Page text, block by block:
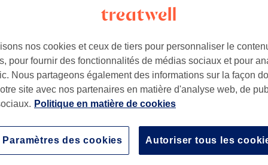
à partir de 30 €
nos cookies et ceux de tiers pour personnaliser le
pour fournir des fonctionnalités de médias sociaux et pour
Nous partageons également des informations sur la façon
site avec nos partenaires en matière d'analyse web, de
Politique en matière de cookies
Autoriser tous les
Paramètres des cookies